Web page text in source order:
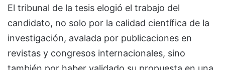
El tribunal de la tesis elogió el trabajo del
candidato, no solo por la calidad científica de la
investigación, avalada por publicaciones en
revistas y congresos internacionales, sino